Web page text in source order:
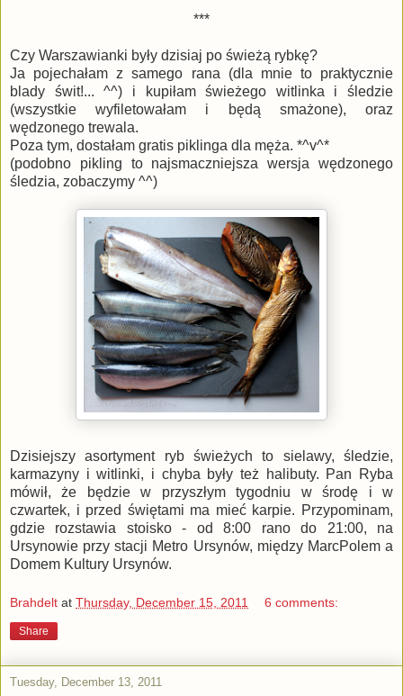
***
Czy Warszawianki były dzisiaj po świeżą rybkę?
Ja pojechałam z samego rana (dla mnie to praktycznie
blady świt!... ^^) i kupiłam świeżego witlinka i śledzie
(wszystkie wyfiletowałam i będą smażone), oraz
wędzonego trewala.
Poza tym, dostałam gratis piklinga dla męża. *^v^*
(podobno pikling to najsmaczniejsza wersja wędzonego
śledzia, zobaczymy ^^)
Dzisiejszy asortyment ryb świeżych to sielawy, śledzie,
karmazyny i witlinki, i chyba były też halibuty. Pan Ryba
mówił, że będzie w przyszłym tygodniu w środę i w
czwartek, i przed świętami ma mieć karpie. Przypominam,
gdzie rozstawia stoisko - od 8:00 rano do 21:00, na
Ursynowie przy stacji Metro Ursynów, między MarcPolem a
Domem Kultury Ursynów.
Brahdelt at Thursday, December 15, 2011 6 comments:
Share
Tuesday, December 13, 2011